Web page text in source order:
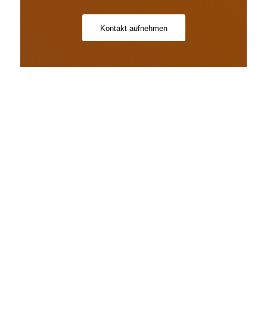
Kontakt aufnehmen